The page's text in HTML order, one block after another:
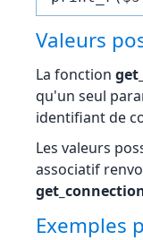
Valeurs
La fonction
qu'un seul
identifiant de
Les valeurs
associatif
Exemples